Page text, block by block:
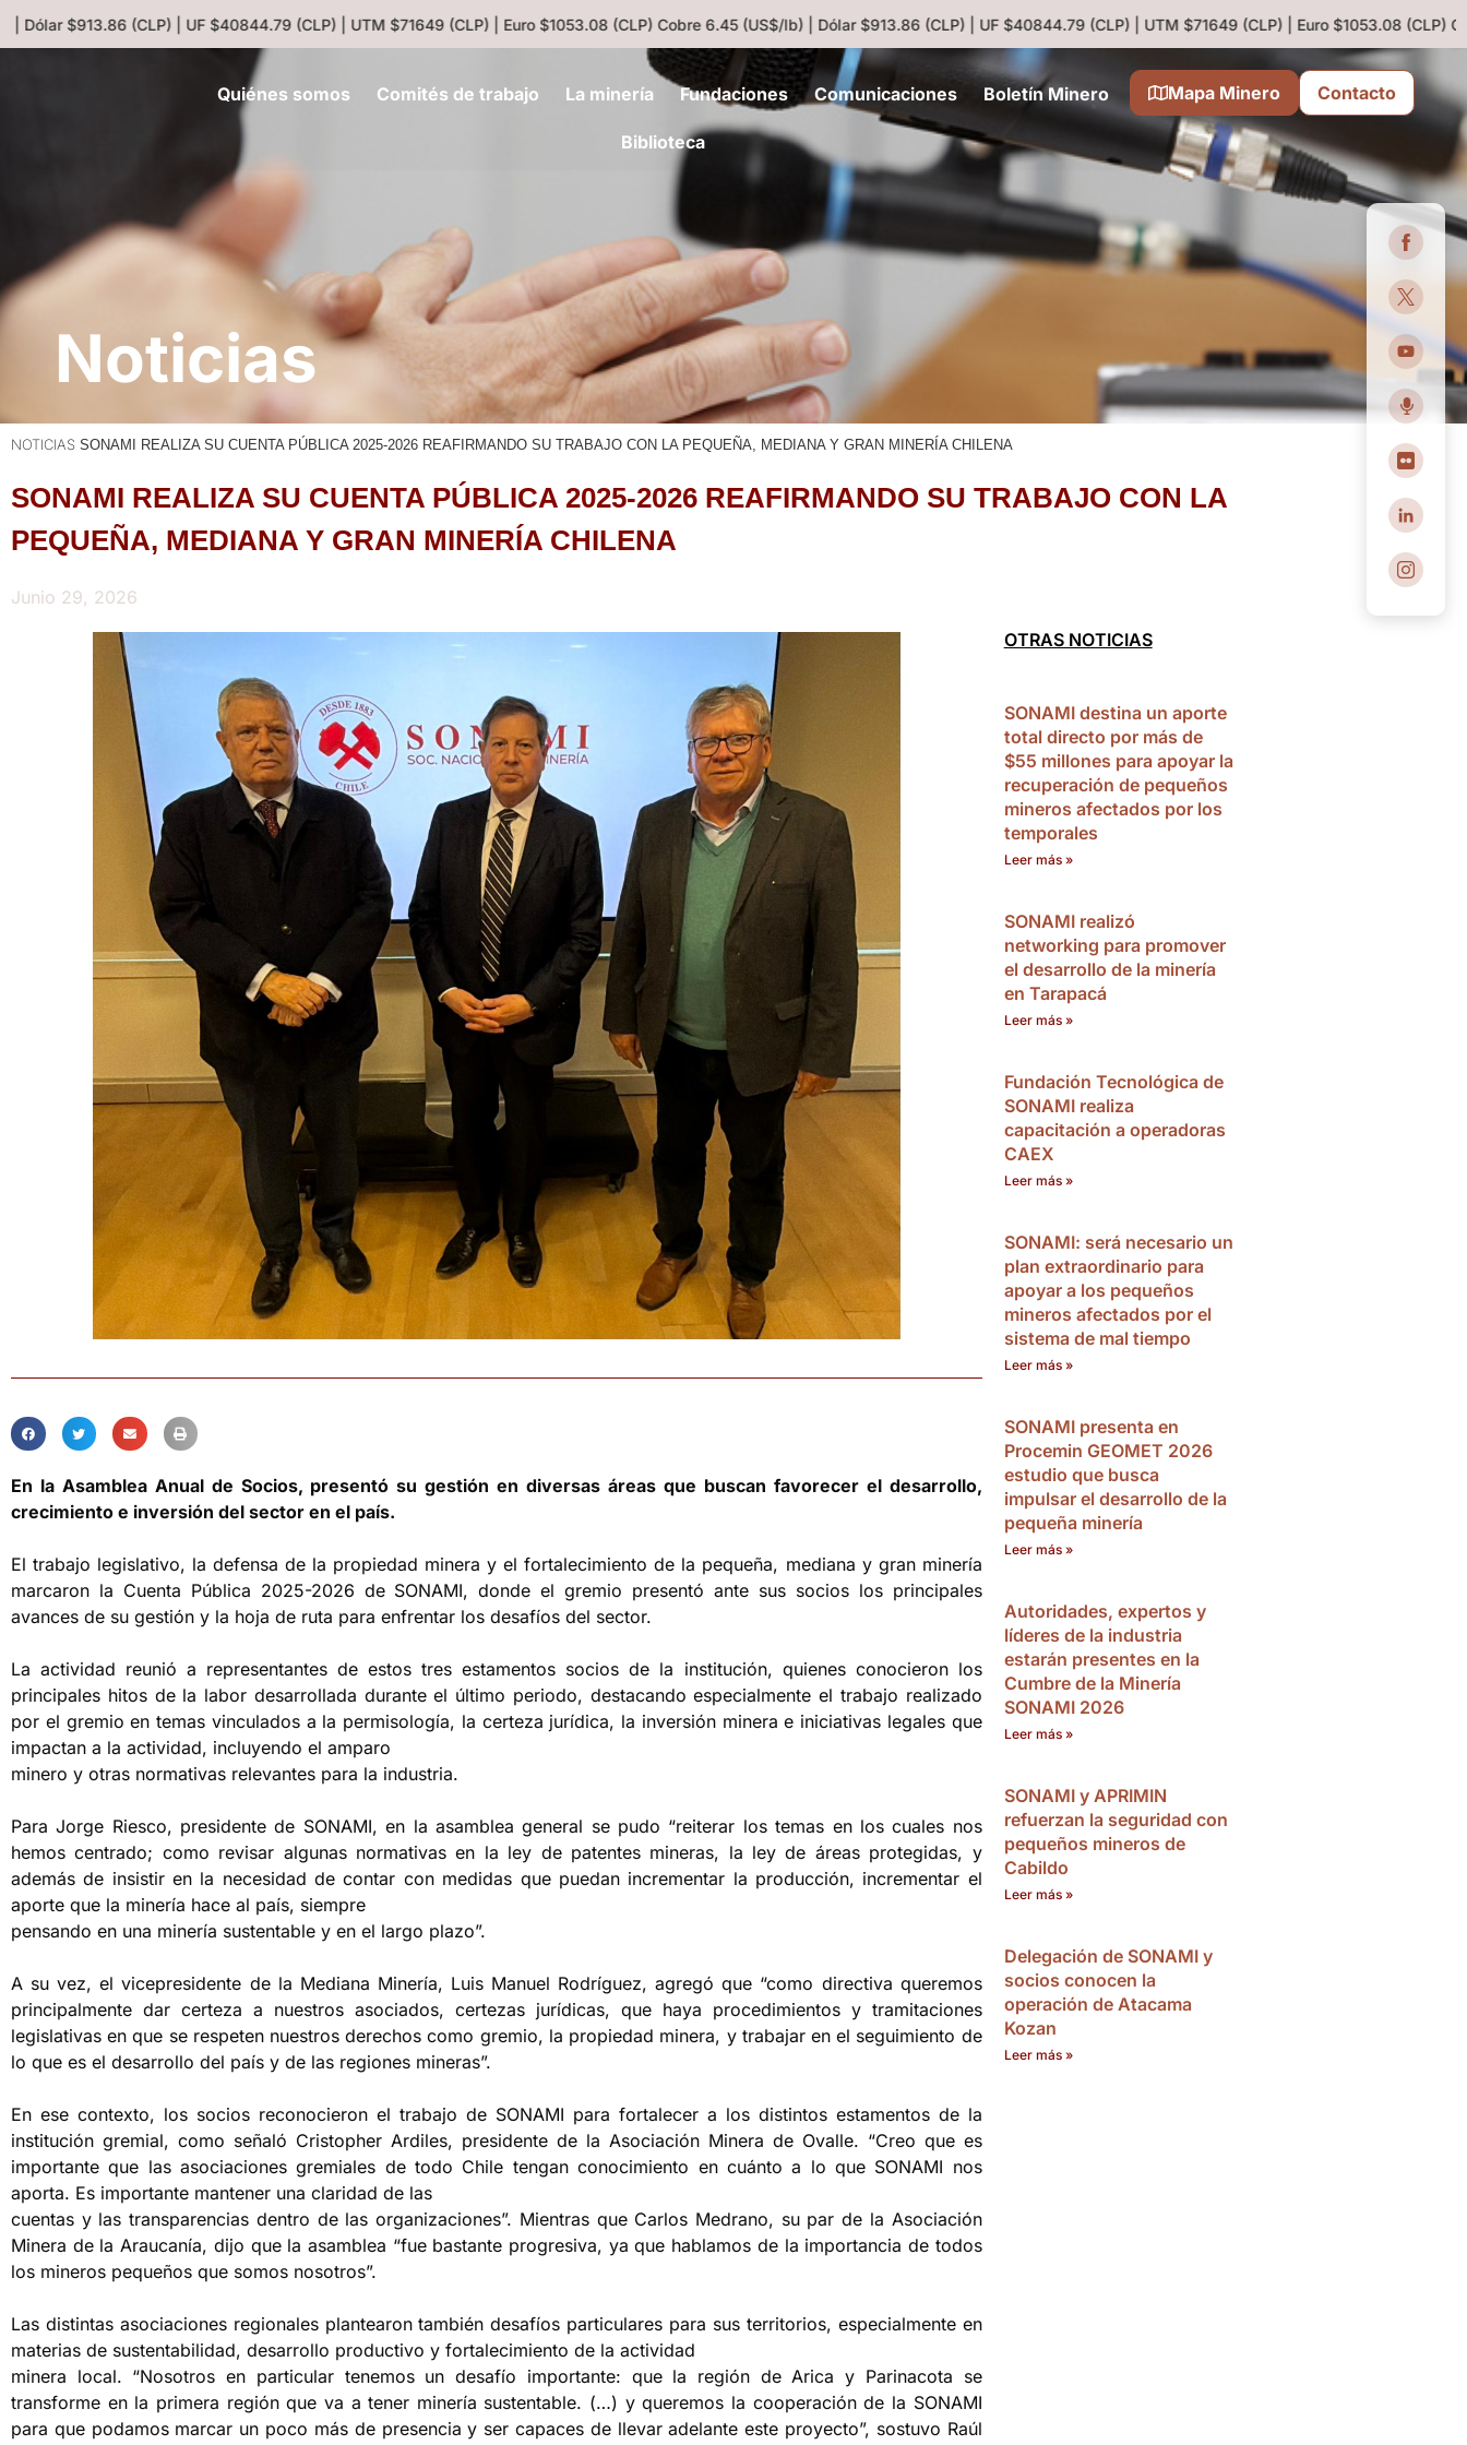
$913.86 (CLP) | UF $40844.79 (CLP) | UTM $71649 (CLP) | Euro $1053.08 (CLP)Cobre 6.45 (US$/lb) | Dólar $913.86 (CLP) | UF $40844.79 (CLP) | UTM $71649 (CLP) | Euro $1053.08 (CLP)
Quiénes somos Comités de trabajo La minería Fundaciones Comunicaciones Boletín Minero
Biblioteca
Mapa Minero Contacto
Noticias
NOTICIAS SONAMI REALIZA SU CUENTA PÚBLICA 2025-2026 REAFIRMANDO SU TRABAJO CON LA PEQUEÑA, MEDIANA Y GRAN MINERÍA CHILENA
SONAMI REALIZA SU CUENTA PÚBLICA 2025-2026 REAFIRMANDO SU TRABAJO CON LA
PEQUEÑA, MEDIANA Y GRAN MINERÍA CHILENA
Junio 29, 2026
En la Asamblea Anual de Socios, presentó su gestión en diversas áreas que buscan favorecer el desarrollo,
crecimiento e inversión del sector en el país.
El trabajo legislativo, la defensa de la propiedad minera y el fortalecimiento de la pequeña, mediana y gran minería
marcaron la Cuenta Pública 2025-2026 de SONAMI, donde el gremio presentó ante sus socios los principales
avances de su gestión y la hoja de ruta para enfrentar los desafíos del sector.
La actividad reunió a representantes de estos tres estamentos socios de la institución, quienes conocieron los
principales hitos de la labor desarrollada durante el último periodo, destacando especialmente el trabajo realizado
por el gremio en temas vinculados a la permisología, la certeza jurídica, la inversión minera e iniciativas legales que
impactan a la actividad, incluyendo el amparo
minero y otras normativas relevantes para la industria.
Para Jorge Riesco, presidente de SONAMI, en la asamblea general se pudo “reiterar los temas en los cuales nos
hemos centrado; como revisar algunas normativas en la ley de patentes mineras, la ley de áreas protegidas, y
además de insistir en la necesidad de contar con medidas que puedan incrementar la producción, incrementar el
aporte que la minería hace al país, siempre
pensando en una minería sustentable y en el largo plazo”.
A su vez, el vicepresidente de la Mediana Minería, Luis Manuel Rodríguez, agregó que “como directiva queremos
principalmente dar certeza a nuestros asociados, certezas jurídicas, que haya procedimientos y tramitaciones
legislativas en que se respeten nuestros derechos como gremio, la propiedad minera, y trabajar en el seguimiento de
lo que es el desarrollo del país y de las regiones mineras”.
En ese contexto, los socios reconocieron el trabajo de SONAMI para fortalecer a los distintos estamentos de la
institución gremial, como señaló Cristopher Ardiles, presidente de la Asociación Minera de Ovalle. “Creo que es
importante que las asociaciones gremiales de todo Chile tengan conocimiento en cuánto a lo que SONAMI nos
aporta. Es importante mantener una claridad de las
cuentas y las transparencias dentro de las organizaciones”. Mientras que Carlos Medrano, su par de la Asociación
Minera de la Araucanía, dijo que la asamblea “fue bastante progresiva, ya que hablamos de la importancia de todos
los mineros pequeños que somos nosotros”.
Las distintas asociaciones regionales plantearon también desafíos particulares para sus territorios, especialmente en
materias de sustentabilidad, desarrollo productivo y fortalecimiento de la actividad
minera local. “Nosotros en particular tenemos un desafío importante: que la región de Arica y Parinacota se
transforme en la primera región que va a tener minería sustentable. (…) y queremos la cooperación de la SONAMI
para que podamos marcar un poco más de presencia y ser capaces de llevar adelante este proyecto”, sostuvo Raúl
OTRAS NOTICIAS
SONAMI destina un aporte
total directo por más de
$55 millones para apoyar la
recuperación de pequeños
mineros afectados por los
temporales
Leer más »
SONAMI realizó
networking para promover
el desarrollo de la minería
en Tarapacá
Leer más »
Fundación Tecnológica de
SONAMI realiza
capacitación a operadoras
CAEX
Leer más »
SONAMI: será necesario un
plan extraordinario para
apoyar a los pequeños
mineros afectados por el
sistema de mal tiempo
Leer más »
SONAMI presenta en
Procemin GEOMET 2026
estudio que busca
impulsar el desarrollo de la
pequeña minería
Leer más »
Autoridades, expertos y
líderes de la industria
estarán presentes en la
Cumbre de la Minería
SONAMI 2026
Leer más »
SONAMI y APRIMIN
refuerzan la seguridad con
pequeños mineros de
Cabildo
Leer más »
Delegación de SONAMI y
socios conocen la
operación de Atacama
Kozan
Leer más »